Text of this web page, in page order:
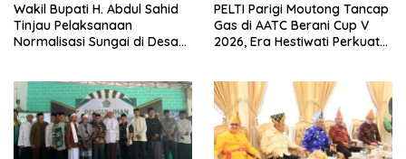
Wakil Bupati H. Abdul Sahid
Tinjau Pelaksanaan
Normalisasi Sungai di Desa
PELTI Parigi Moutong Tancap
Gas di AATC Berani Cup V
2026, Era Hestiwati Perkuat